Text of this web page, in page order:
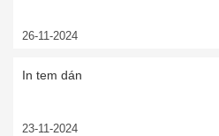
26-11-2024
In tem dán
23-11-2024